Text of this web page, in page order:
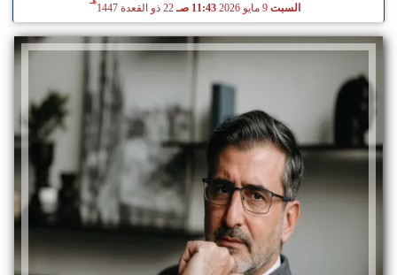
السبت 11:43 صـ 22 ذو القعدة 1447